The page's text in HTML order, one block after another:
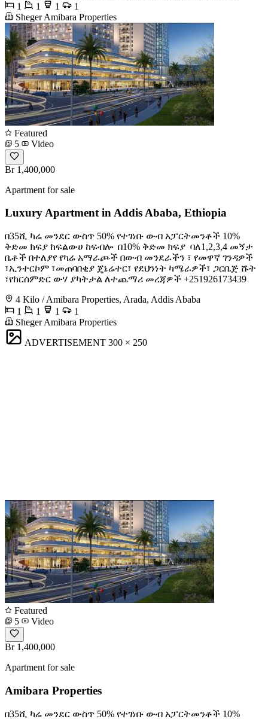
1
1 1
1
Sheger Amibara Properties
Featured
5
Video
Br 1,400,000
Apartment for sale
Luxury Apartment in Addis Ababa, Ethiopia
በ35ሺ ካሬ መንደር ውስጥ 50% የተገነቡ ውብ አፓርትመንቶች 10%
ቅድመ ክፍያ ከፍልውሀ ከፍብሎ ️ በ10% ቅድመ ክፍያ ️ ባለ1,2,3,4 መኝታ
ቤቶች በተለያየ የካሬ አማራጮች በውብ መንደራችን ፣ የመዋኛ ገንዳዎች
፣ኢንተርኮም ፣መጠባበቂያ ጄኔሬተር፣ የደህንነት ካሜራዎች፣ ጋርቤጅ ሹት
፣የከርሰምድር ውሃ ያካትታል ለተጨማሪ መረጃዎች +251926173439
4 Kilo / Amibara Properties, Arada, Addis Ababa
1
1 1
1
Sheger Amibara Properties
ADVERTISEMENT 300 × 250
Featured
5
Video
Br 1,400,000
Apartment for sale
Amibara Properties
በ35ሺ ካሬ መንደር ውስጥ 50% የተገነቡ ውብ አፓርትመንቶች 10%